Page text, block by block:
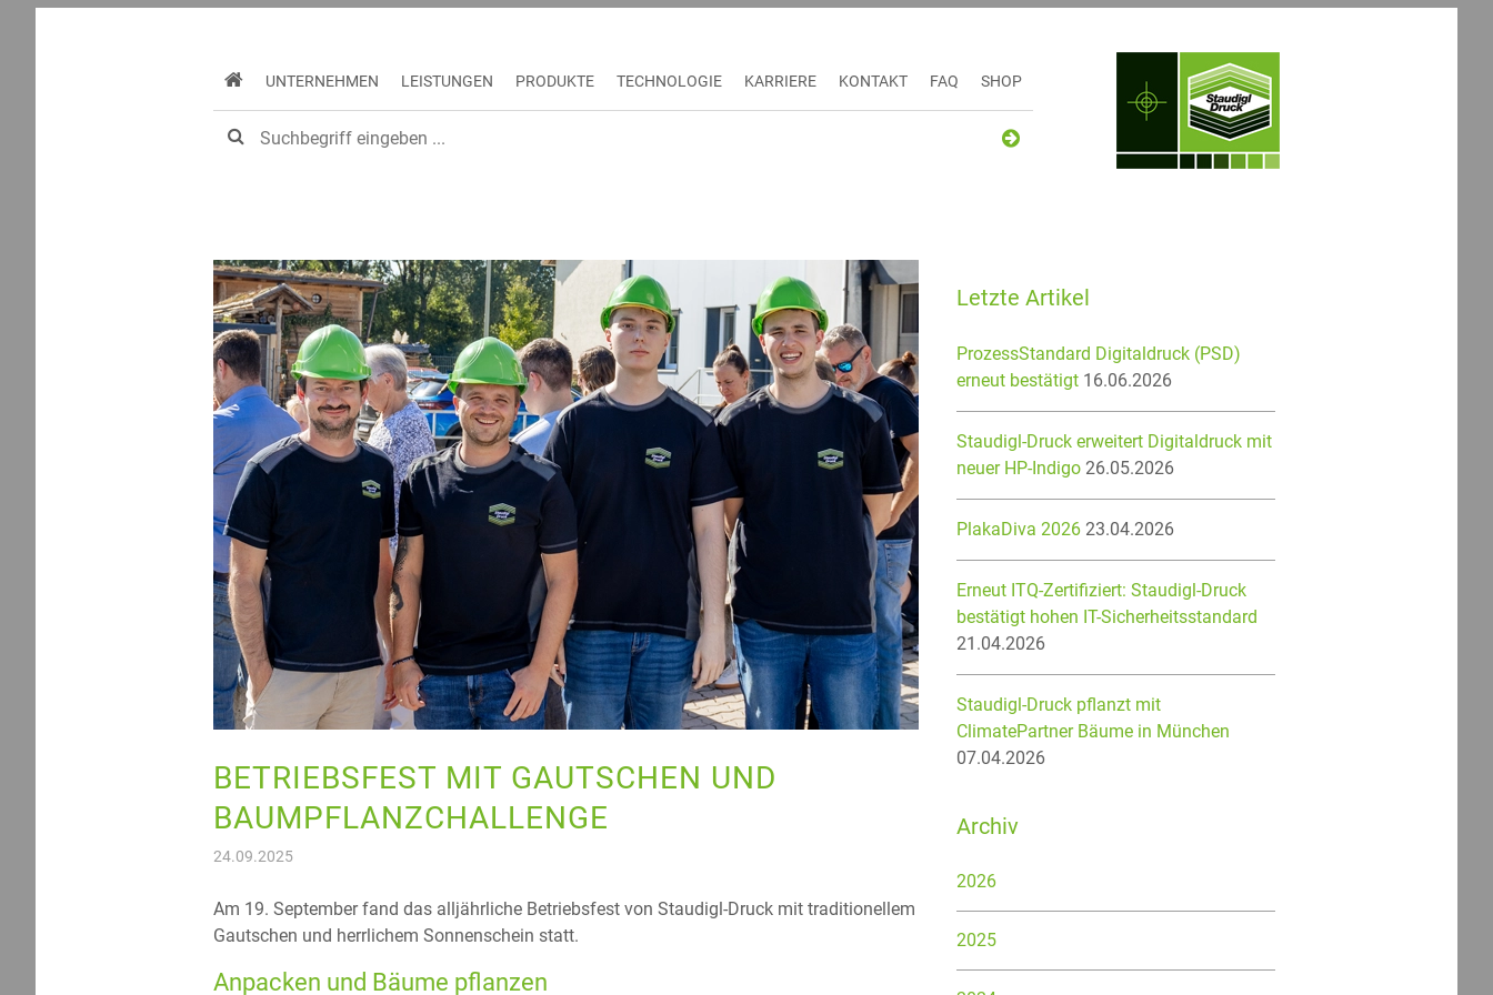
UNTERNEHMEN LEISTUNGEN PRODUKTE TECHNOLOGIE KARRIERE KONTAKT FAQ SHOP
Home Unternehmen Aktuelles
BETRIEBSFEST MIT GAUTSCHEN UND
BAUMPFLANZCHALLENGE
24.09.2025
Am 19. September fand das alljährliche Betriebsfest von Staudigl-Druck mit traditionellem
Gautschen und herrlichem Sonnenschein statt.
Anpacken und Bäume pflanzen
Letzte Artikel
ProzessStandard Digitaldruck (PSD)
erneut bestätigt 16.06.2026
Staudigl-Druck erweitert Digitaldruck mit
neuer HP-Indigo 26.05.2026
PlakaDiva 2026 23.04.2026
Erneut ITQ-Zertifiziert: Staudigl-Druck
bestätigt hohen IT-Sicherheitsstandard
21.04.2026
Staudigl-Druck pflanzt mit
ClimatePartner Bäume in München
07.04.2026
Archiv
2026
2025